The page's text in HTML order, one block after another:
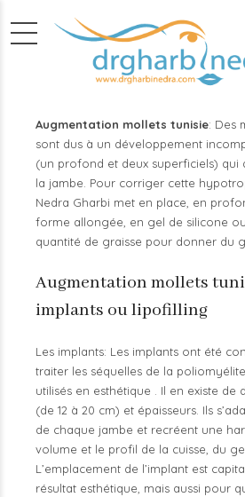
Augmentation mollets tunisie: Des
sont dus à un développement
(un profond et deux superficiels) qui
la jambe. Pour corriger cette
Nedra Gharbi met en place, en
forme allongée, en gel de silicone
quantité de graisse pour donner du
Augmentation mollets
implants ou lipofilling
Les implants: Les implants ont été
traiter les séquelles de la
utilisés en esthétique . Il en existe
(de 12 à 20 cm) et épaisseurs. Ils
de chaque jambe et recréent une
volume et le profil de la cuisse, du
L’emplacement de l’implant est
résultat esthétique, mais aussi pour